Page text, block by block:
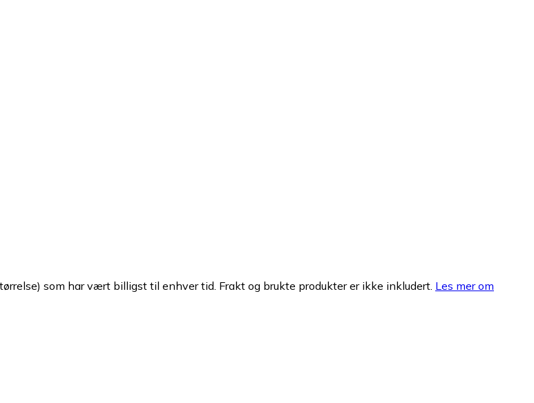
som har vært billigst til enhver tid. Frakt og brukte produkter er ikke inkludert. Les mer om